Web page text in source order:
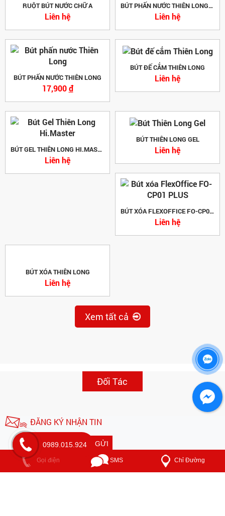
RUỘT BÚT NƯỚC CHỮ A
Liên hệ
BÚT PHẤN NƯỚC THIÊN LONG CM-01
Liên hệ
BÚT PHẤN NƯỚC THIÊN LONG
17,900đ
BÚT ĐẾ CẮM THIÊN LONG
Liên hệ
BÚT GEL THIÊN LONG HI.MASTER
Liên hệ
BÚT THIÊN LONG GEL
Liên hệ
BÚT XÓA FLEXOFFICE FO-CP01 PLUS
Liên hệ
BÚT XÓA THIÊN LONG
Liên hệ
Xem tất cả
Đối Tác
ĐĂNG KÝ NHẬN TIN
GỬI
Vui lòng đăng ký nhận tin để biết
0989.015.924
Gọi điện SMS Chỉ Đường